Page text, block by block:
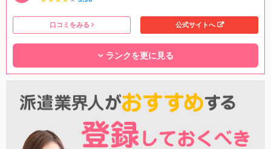
口コミをみる 公式サイトへ
ランクを更に見る